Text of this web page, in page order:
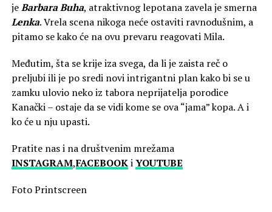
jeBarbara Buha, atraktivnog lepotana zavela je smerna
Lenka. Vrela scena nikoga neće ostaviti ravnodušnim, a
pitamo se kako će na ovu prevaru reagovati Mila.
Međutim, šta se krije iza svega, da li je zaista reč o
preljubi ili je po sredi novi intrigantni plan kako bi se u
zamku ulovio neko iz tabora neprijatelja porodice
Kanački – ostaje da se vidi kome se ova “jama” kopa. A i
ko će u nju upasti.
Pratite nas i na društvenim mrežama
INSTAGRAM,FACEBOOKiYOUTUBE
Foto Printscreen